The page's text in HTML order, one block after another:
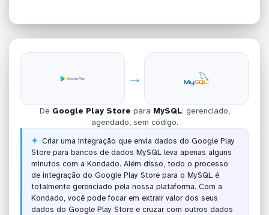
→
De Google Play Store para MySQL: gerenciado,
agendado, sem código.
Criar uma integração que envia dados do Google Play
Store para bancos de dados MySQL leva apenas alguns
minutos com a Kondado. Além disso, todo o processo
de integração do Google Play Store para o MySQL é
totalmente gerenciado pela nossa plataforma. Com a
Kondado, você pode focar em extrair valor dos seus
dados do Google Play Store e cruzar com outros dados